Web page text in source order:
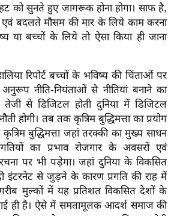
को सुनते हुए जागरूक होना होगा। साफ है,
एवं बदलते मौसम की मार के लिये काम करना
या बच्चों के लिये तो ऐसा किया ही जाना
रिपोर्ट बच्चों के भविष्य की चिंताओं पर
नीति-नियंताओं से नीतियां बनाने का
से डिजिटल होती दुनिया में डिजिटल
होगी। तब तक कृत्रिम बुद्धिमत्ता का प्रयोग
बुद्धिमत्ता जहां तरक्की का मुख्य साधन
का प्रभाव रोजगार के अवसरों एवं
पर भी पड़ेगा। जहां दुनिया के विकसित
इंटरनेट से जुड़ने के कारण प्रगति की राह में
मुल्कों में यह प्रतिशत विकसित देशों के
ही है। ऐसे में समतामूलक आदर्श समाज की